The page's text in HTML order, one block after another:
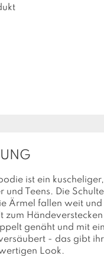
ist ein
und Teens. Die
Ärmel fallen weit und
zum
genäht und mit
- das gibt
Look.